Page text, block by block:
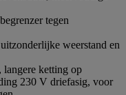
tegen
weerstand en
ketting op
230 V driefasig, voor